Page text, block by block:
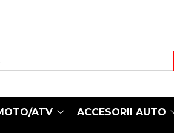
ATV ACCESORII AUTO